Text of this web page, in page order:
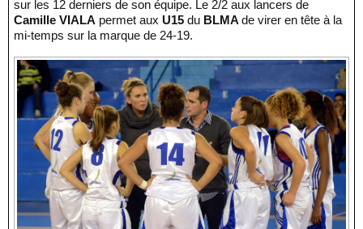
sur les 12 derniers de son équipe. Le 2/2 aux lancers de
Camille VIALA permet aux U15 du BLMA de virer en tête à la
mi-temps sur la marque de 24-19.